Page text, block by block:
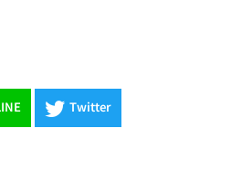
Twitter